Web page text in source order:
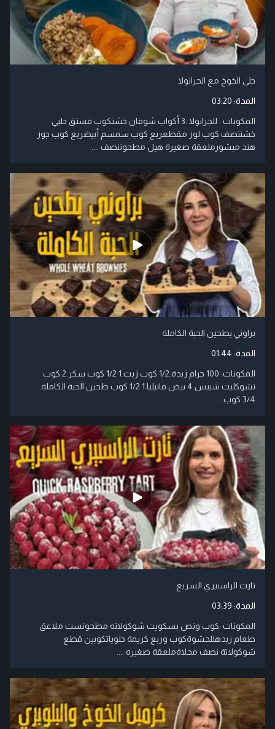
حلى الخوخ مع الجرانولا
المدة: 03:20
المكونات : للجرانولا :3 أكواب شوفان خشنكوب فستق حلبي
خشننصف كوب لوز مقطعربع كوب سمسم أبيضربع كوب جوز
هند مبشورملعقة صغيرة هيل مطحوننصف ....
براوني بطحين الحبة الكاملة
المدة: 01:44
​المكونات: ​100 جرام زبدة.​1/2 كوب زيت.​1 1/2 كوب سكر.​2 كوب
3/4 كوب ....
تارت الراسبيري السريع
المدة: 03:39
المكونات :كوب ونص بسكويت شوكولاته مطحونست ملاعق
طعام زبدهللحشوةكوب وربع كريمة حلوياتكوبين قطع
شوكولاتة نصف محلاةملعقة صغيره ....